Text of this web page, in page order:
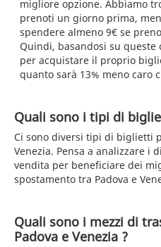
migliore opzione. Abbiamo
prenoti un giorno prima,
spendere almeno 9€ se
Quindi, basandosi su
per acquistare il proprio
quanto sarà 13% meno caro
Quali sono i tipi di
Ci sono diversi tipi di biglietti
Venezia. Pensa a analizzare i
vendita per beneficiare dei
spostamento tra Padova e
Quali sono i mezzi di
Padova e Venezia ?